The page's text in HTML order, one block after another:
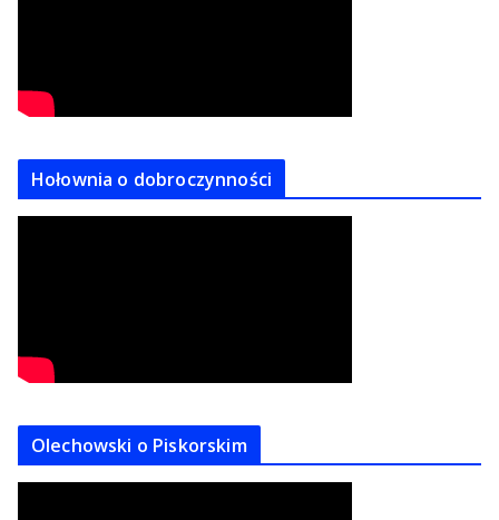
Hołownia o dobroczynności
Olechowski o Piskorskim